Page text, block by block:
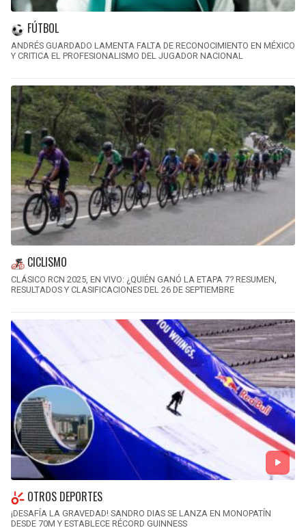
FÚTBOL
ANDRÉS GUARDADO LAMENTA FALTA DE RECONOCIMIENTO EN MÉXICO
Y CRITICA EL PROFESIONALISMO DEL JUGADOR NACIONAL
CICLISMO
CLÁSICO RCN 2025, EN VIVO: ¿QUIÉN GANÓ LA ETAPA 7? RESUMEN,
RESULTADOS Y CLASIFICACIONES DEL 26 DE SEPTIEMBRE
OTROS DEPORTES
¡DESAFÍA LA GRAVEDAD! SANDRO DIAS SE LANZA EN MONOPATÍN
DESDE 70M Y ESTABLECE RÉCORD GUINNESS